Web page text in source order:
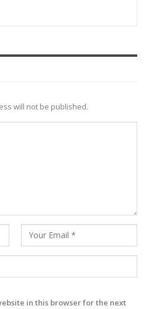
will not be published.
in this browser for the next